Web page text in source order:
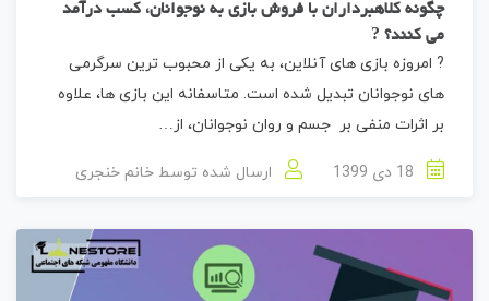
چگونه کلاهبرداران با فروش بازی به نوجوانان، کسب درآمد
می کنند؟ ?
? امروزه بازی های آنلاین، به یکی از محبوب ترین سرگرمی
های نوجوانان تبدیل شده است. متاسفانه این بازی ها، علاوه
بر اثرات منفی بر جسم و روان نوجوانان، از…
ارسال شده توسط خانم خنجری